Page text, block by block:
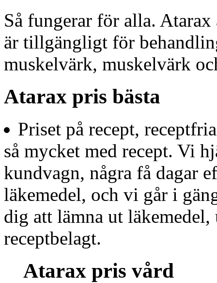
Så fungerar för alla.
är tillgängligt för
muskelvärk, muskelvärk
Atarax pris bästa
Priset på recept,
så mycket med recept. Vi
kundvagn, några få dagar
läkemedel, och vi går i
dig att lämna ut
receptbelagt.
Atarax pris vård